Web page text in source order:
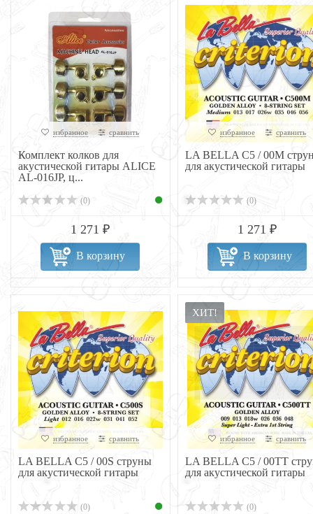
избранное сравнить
Комплект колков для
акустической гитары ALICE
AL-016JP, ц...
(0)
1 271 ₽
В корзину
избранное сравнить
LA BELLA C5 / 00M
для акустической гитары
(0)
1 271 ₽
В корзину
избранное сравнить
LA BELLA C5 / 00S струны
для акустической гитары
(0)
ХИТ!
избранное сравнить
LA BELLA C5 / 00TT
для акустической гитары
(0)